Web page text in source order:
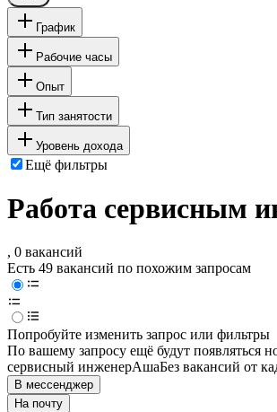
График
Рабочие часы
Опыт
Тип занятости
Уровень дохода
Ещё фильтры
Работа сервисным
, 0 вакансий
Есть 49 вакансий по похожим запросам
Попробуйте изменить запрос или фильтры
По вашему запросу ещё будут появляться
сервисный инженерАшаБез вакансий от
В мессенджер
На почту